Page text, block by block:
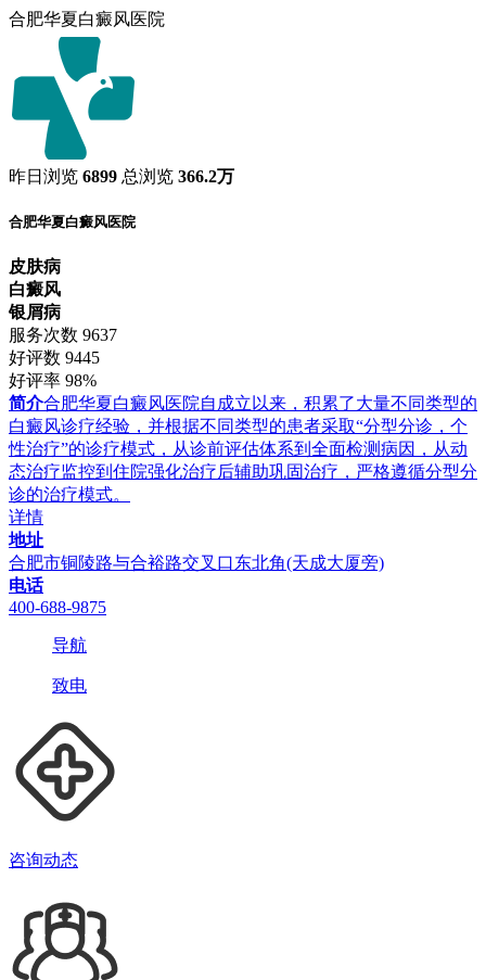
合肥华夏白癜风医院
昨日浏览 6899 总浏览 366.2万
合肥华夏白癜风医院
皮肤病
白癜风
银屑病
服务次数 9637
好评数 9445
好评率 98%
简介合肥华夏白癜风医院自成立以来，积累了大量不同类型的
白癜风诊疗经验，并根据不同类型的患者采取“分型分诊，个
性治疗”的诊疗模式，从诊前评估体系到全面检测病因，从动
态治疗监控到住院强化治疗后辅助巩固治疗，严格遵循分型分
诊的治疗模式。
详情
地址
合肥市铜陵路与合裕路交叉口东北角(天成大厦旁)
电话
400-688-9875
导航
致电
咨询动态